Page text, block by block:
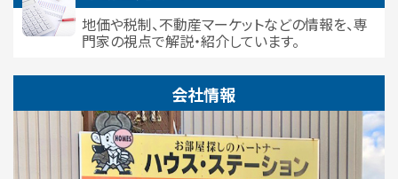
地価や税制、不動産マーケットなどの情報を、専
門家の視点で解説・紹介しています。
会社情報